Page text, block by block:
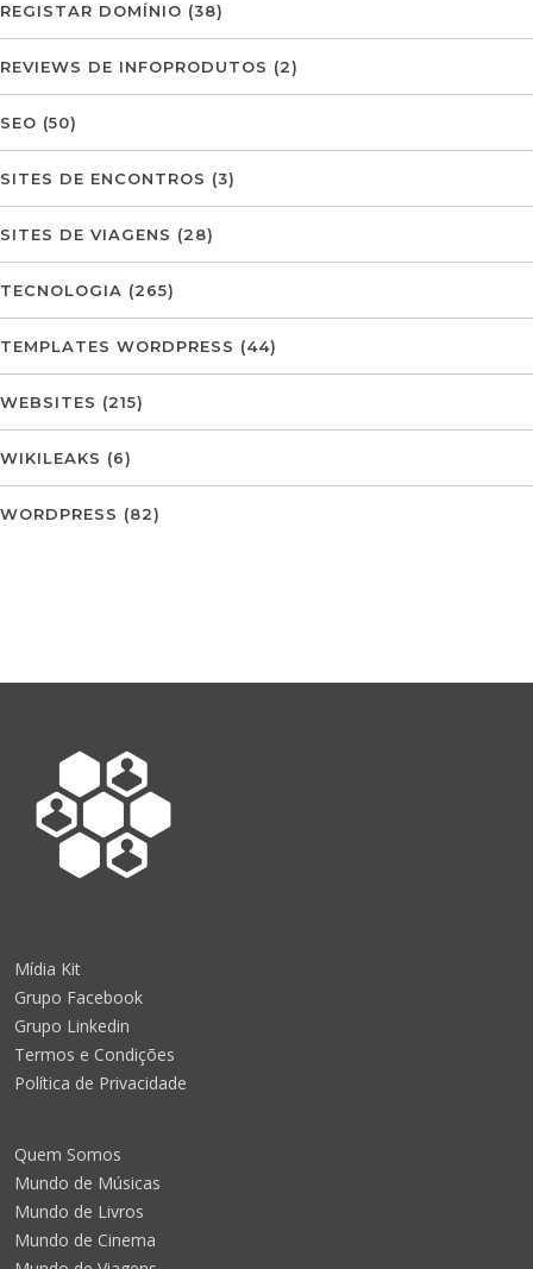
REGISTAR DOMÍNIO (38)
REVIEWS DE INFOPRODUTOS (2)
SEO (50)
SITES DE ENCONTROS (3)
SITES DE VIAGENS (28)
TECNOLOGIA (265)
TEMPLATES WORDPRESS (44)
WEBSITES (215)
WIKILEAKS (6)
WORDPRESS (82)
Mídia Kit
Grupo Facebook
Grupo Linkedin
Termos e Condições
Política de Privacidade
Quem Somos
Mundo de Músicas
Mundo de Livros
Mundo de Cinema